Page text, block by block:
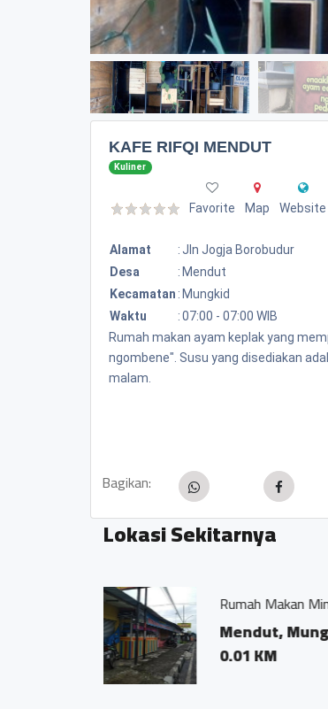
KAFE RIFQI MENDUT
Kuliner
Favorite Map Website
Alamat : Jln Jogja Borobudur
Desa
: Mendut
Kecamatan : Mungkid
Waktu
:07:00 - 07:00 WIB
Rumah makan ayam keplak yang
ngombene". Susu yang disediakan
malam.
Bagikan:
Lokasi Sekitarnya
SPBU
Jl.No